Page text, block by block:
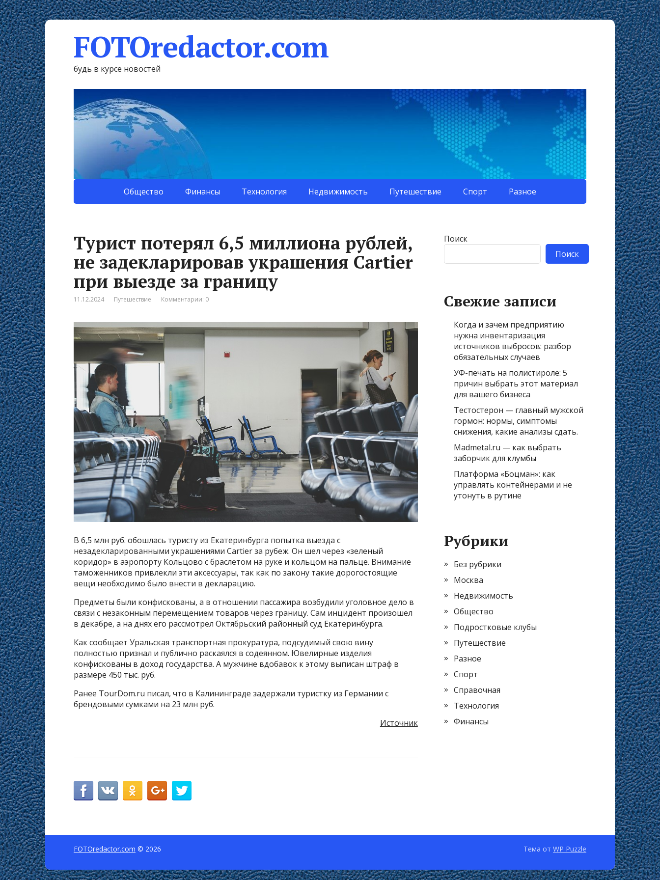
FOTOredactor.com
будь в курсе новостей
Общество Финансы Технология Недвижимость Путешествие Спорт Разное
Турист потерял 6,5 миллиона рублей,
не задекларировав украшения Cartier
при выезде за границу
11.12.2024 Путешествие Комментарии: 0
В 6,5 млн руб. обошлась туристу из Екатеринбурга попытка выезда с
незадекларированными украшениями Cartier за рубеж. Он шел через «зеленый
коридор» в аэропорту Кольцово с браслетом на руке и кольцом на пальце. Внимание
таможенников привлекли эти аксессуары, так как по закону такие дорогостоящие
вещи необходимо было внести в декларацию.
Предметы были конфискованы, а в отношении пассажира возбудили уголовное дело в
связи с незаконным перемещением товаров через границу. Сам инцидент произошел
в декабре, а на днях его рассмотрел Октябрьский районный суд Екатеринбурга.
Как сообщает Уральская транспортная прокуратура, подсудимый свою вину
полностью признал и публично раскаялся в содеянном. Ювелирные изделия
конфискованы в доход государства. А мужчине вдобавок к этому выписан штраф в
размере 450 тыс. руб.
Ранее TourDom.ru писал, что в Калининграде задержали туристку из Германии с
брендовыми сумками на 23 млн руб.
Источник
Поиск
Поиск
Свежие записи
Когда и зачем предприятию
нужна инвентаризация
источников выбросов: разбор
обязательных случаев
УФ-печать на полистироле: 5
причин выбрать этот материал
для вашего бизнеса
Тестостерон — главный мужской
гормон: нормы, симптомы
снижения, какие анализы сдать.
Madmetal.ru — как выбрать
заборчик для клумбы
Платформа «Боцман»: как
управлять контейнерами и не
утонуть в рутине
Рубрики
Без рубрики
Москва
Недвижимость
Общество
Подростковые клубы
Путешествие
Разное
Спорт
Справочная
Технология
Финансы
FOTOredactor.com © 2026 Тема от WP Puzzle